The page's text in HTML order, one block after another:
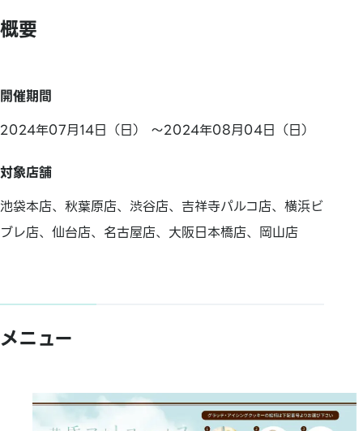
概要
開催期間
2024年07月14日（日） ～2024年08月04日（日）
対象店舗
池袋本店、秋葉原店、渋谷店、吉祥寺パルコ店、横浜ビ
ブレ店、仙台店、名古屋店、大阪日本橋店、岡山店
メニュー